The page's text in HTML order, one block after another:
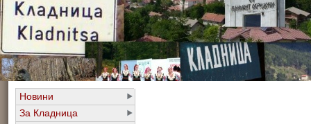
Новини
За Кладница